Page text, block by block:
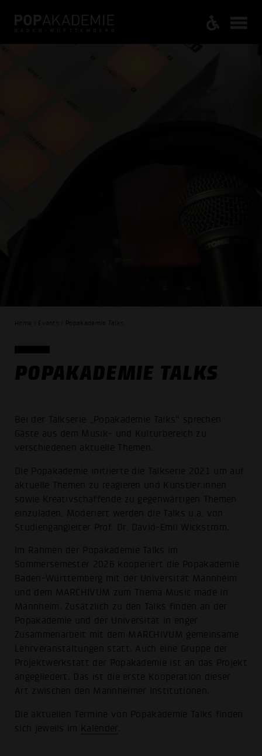
Home / Events / Popakademie Talks
POPAKADEMIE TALKS
Bei der Talkserie „Popakademie Talks“ sprechen
Gäste aus dem Musik- und Kulturbereich zu
verschiedenen aktuelle Themen.
Die Popakademie initiierte die Talkserie 2021 um auf
aktuelle Themen zu reagieren und Künstler:innen
sowie Kreativschaffende zu gegenwärtigen Themen
einzuladen. Moderiert werden die Talks u.a. von
Studiengangleiter Prof. Dr. David-Emil Wickström.
Im Rahmen der Popakademie Talks im
Sommersemester 2026 kooperiert die Popakademie
Baden-Württemberg mit der Universität Mannheim
und dem MARCHIVUM zum Thema Music made in
Mannheim. Zusätzlich zu den Talks finden an der
Popakademie und der Universität in enger
Zusammenarbeit mit dem MARCHIVUM gemeinsame
Lehrveranstaltungen statt. Auch eine Gruppe der
Projektwerkstatt der Popakademie ist an das Projekt
angegliedert. Das ist die erste Kooperation dieser
Art zwischen den Mannheimer Institutionen.
Die aktuellen Termine von Popakademie Talks finden
sich jeweils im Kalender